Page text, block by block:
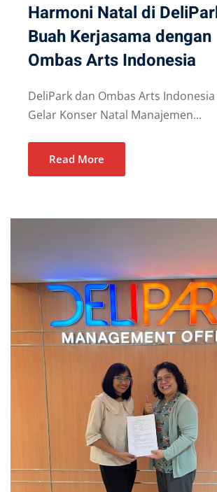
Harmoni Natal di
Buah Kerjasama dengan
Ombas Arts Indonesia
DeliPark dan Ombas Arts Indonesia
Gelar Konser Natal Manajemen...
Read More